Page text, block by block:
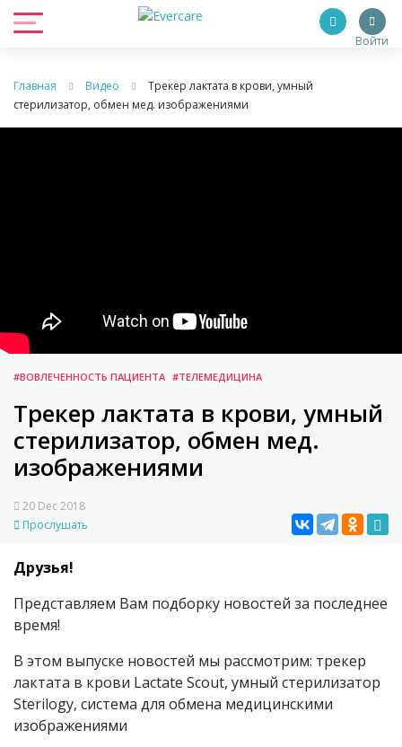
Войти
Главная Видео
Трекер лактата в крови, умный
стерилизатор, обмен мед. изображениями
#ВОВЛЕЧЕННОСТЬ ПАЦИЕНТА #ТЕЛЕМЕДИЦИНА
Трекер лактата в крови, умный
стерилизатор, обмен мед.
изображениями
20 Dec 2018
Прослушать
Друзья!
Представляем Вам подборку новостей за последнее
время!
В этом выпуске новостей мы рассмотрим: трекер
лактата в крови Lactate Scout, умный стерилизатор
Sterilogy, система для обмена медицинскими
изображениями